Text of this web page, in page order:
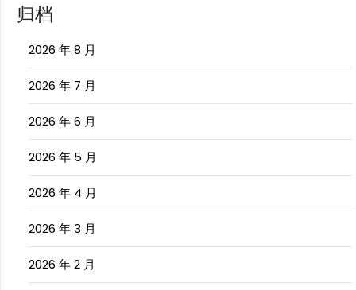
归档
2026 年 8 月
2026 年 7 月
2026 年 6 月
2026 年 5 月
2026 年 4 月
2026 年 3 月
2026 年 2 月